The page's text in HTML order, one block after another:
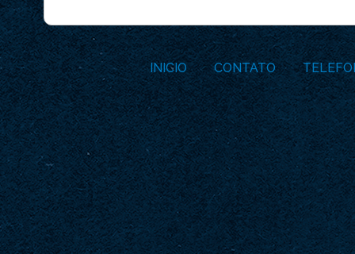
INICIO CONTATO